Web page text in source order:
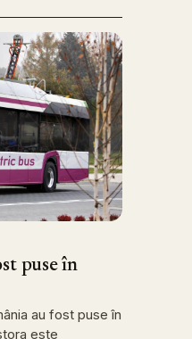
puse în
au fost puse în
este